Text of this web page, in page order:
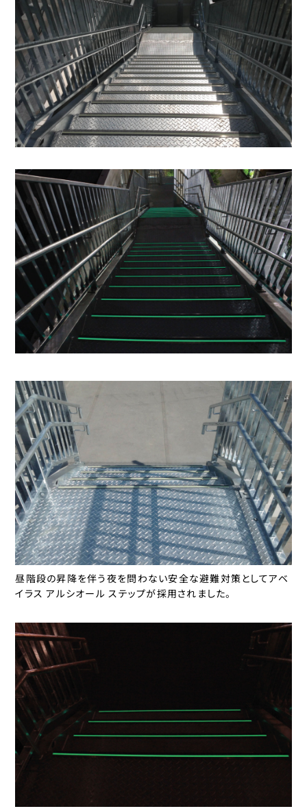
昼階段の昇降を伴う夜を問わない安全な避難対策としてアベ
イラス アルシオール ステップが採用されました。